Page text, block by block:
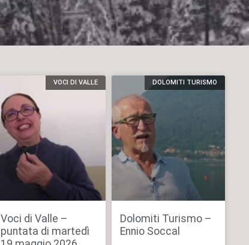
VOCI DI VALLE
Voci di Valle –
puntata di martedì
DOLOMITI TURISMO
Dolomiti Turismo –
Ennio Soccal